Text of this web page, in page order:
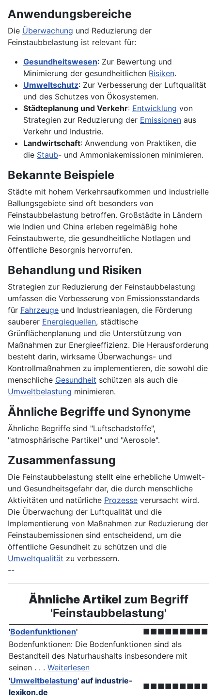
Anwendungsbereiche
Die Überwachung und Reduzierung der
Feinstaubbelastung ist relevant für:
Gesundheitswesen: Zur Bewertung und
Minimierung der gesundheitlichen Risiken.
Umweltschutz: Zur Verbesserung der Luftqualität
und des Schutzes von Ökosystemen.
Städteplanung und Verkehr: Entwicklung von
Strategien zur Reduzierung der Emissionen aus
Verkehr und Industrie.
Landwirtschaft: Anwendung von Praktiken, die
die Staub- und Ammoniakemissionen minimieren.
Bekannte Beispiele
Städte mit hohem Verkehrsaufkommen und industrielle
Ballungsgebiete sind oft besonders von
Feinstaubbelastung betroffen. Großstädte in Ländern
wie Indien und China erleben regelmäßig hohe
Feinstaubwerte, die gesundheitliche Notlagen und
öffentliche Besorgnis hervorrufen.
Behandlung und Risiken
Strategien zur Reduzierung der Feinstaubbelastung
umfassen die Verbesserung von Emissionsstandards
für Fahrzeuge und Industrieanlagen, die Förderung
sauberer Energiequellen, städtische
Grünflächenplanung und die Unterstützung von
Maßnahmen zur Energieeffizienz. Die Herausforderung
besteht darin, wirksame Überwachungs- und
Kontrollmaßnahmen zu implementieren, die sowohl die
menschliche Gesundheit schützen als auch die
Umweltbelastung minimieren.
Ähnliche Begriffe und Synonyme
Ähnliche Begriffe sind "Luftschadstoffe",
"atmosphärische Partikel" und "Aerosole".
Zusammenfassung
Die Feinstaubbelastung stellt eine erhebliche Umwelt-
und Gesundheitsgefahr dar, die durch menschliche
Aktivitäten und natürliche Prozesse verursacht wird.
Die Überwachung der Luftqualität und die
Implementierung von Maßnahmen zur Reduzierung der
Feinstaubemissionen sind entscheidend, um die
öffentliche Gesundheit zu schützen und die
Umweltqualität zu verbessern.
--
Ähnliche Artikel zum Begriff
'Feinstaubbelastung'
'Bodenfunktionen'
■■■■■■■■■
Bodenfunktionen: Die Boden­funktionen sind als
Bestandteil des Naturhaushalts insbesondere mit
seinen . . . Weiterlesen
'Umweltbelastung' auf industrie-
lexikon.de
■■■■■■■■■